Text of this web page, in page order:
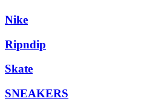
Nike
Ripndip
Skate
SNEAKERS